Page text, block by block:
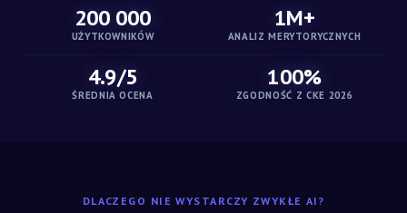
200 000
UŻYTKOWNIKÓW
1M+
ANALIZ MERYTORYCZNYCH
4.9/5
ŚREDNIA OCENA
100%
ZGODNOŚĆ Z CKE 2026
DLACZEGO NIE WYSTARCZY ZWYKŁE AI?